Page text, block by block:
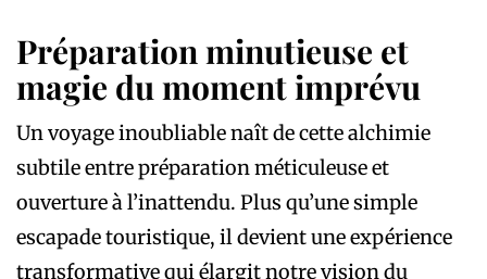
Préparation minutieuse et
magie du moment imprévu
Un voyage inoubliable naît de cette alchimie
subtile entre préparation méticuleuse et
ouverture à l’inattendu. Plus qu’une simple
escapade touristique, il devient une expérience
transformative qui élargit notre vision du